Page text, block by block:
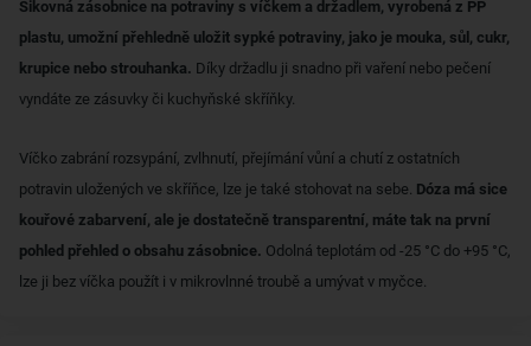
Šikovná zásobnice na potraviny s víčkem a držadlem, vyrobená z PP
plastu, umožní přehledně uložit sypké potraviny, jako je mouka, sůl, cukr,
krupice nebo strouhanka. Díky držadlu ji snadno při vaření nebo pečení
vyndáte ze zásuvky či kuchyňské skříňky.
Víčko zabrání rozsypání, zvlhnutí, přejímání vůní a chutí z ostatních
potravin uložených ve skříňce, lze je také stohovat na sebe. Dóza má sice
kouřové zabarvení, ale je dostatečně transparentní, máte tak na první
pohled přehled o obsahu zásobnice. Odolná teplotám od -25 °C do +95 °C,
lze ji bez víčka použít i v mikrovlnné troubě a umývat v myčce.